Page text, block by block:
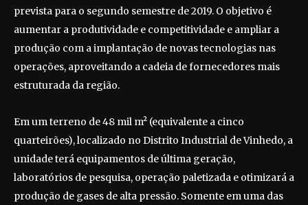
prevista para o segundo semestre de 2019. O objetivo é
aumentar a produtividade e competitividade e ampliar a
produção com a implantação de novas tecnologias nas
operações, aproveitando a cadeia de fornecedores mais
estruturada da região.
Em um terreno de 48 mil m² (equivalente a cinco
quarteirões), localizado no Distrito Industrial de Vinhedo, a
unidade terá equipamentos de última geração,
laboratórios de pesquisa, operação paletizada e otimizará a
produção de gases de alta pressão. Somente em uma das